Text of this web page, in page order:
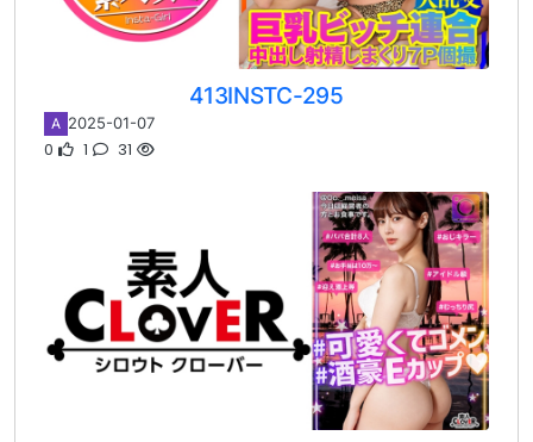
413INSTC-295
A 2025-01-07
0 1 31